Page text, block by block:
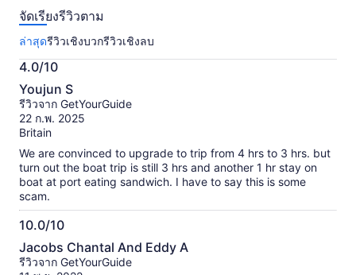
จอง
ให้
หลาย
คน
รีวิว
กับ
กิจกรรม
นี้
ข้อมูล
เพิ่ม
เติม
เกี่ยว
รีวิว
ที่
ได้
รับ
ตรวจ
สอบ
แล้ว
จัดเรียงรีวิวตาม
ล่าสุดรีวิวเชิงบวกรีวิวเชิงลบ
4.0/10
4.0
จาก
10
Youjun S
รีวิวจาก GetYourGuide
22 ก.พ. 2025
Britain
We are convinced to upgrade to trip from 4 hrs to 3 hrs. but
turn out the boat trip is still 3 hrs and another 1 hr stay on
boat at port eating sandwich. I have to say this is some
scam.
10.0/10
10.0
จาก
Jacobs Chantal And Eddy A
รีวิวจาก GetYourGuide